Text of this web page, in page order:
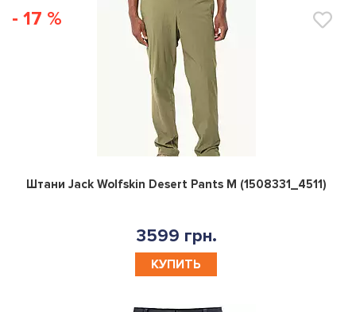
- 17 %
0
Штани Jack Wolfskin Desert Pants M (1508331_4511)
3599 грн.
КУПИТЬ